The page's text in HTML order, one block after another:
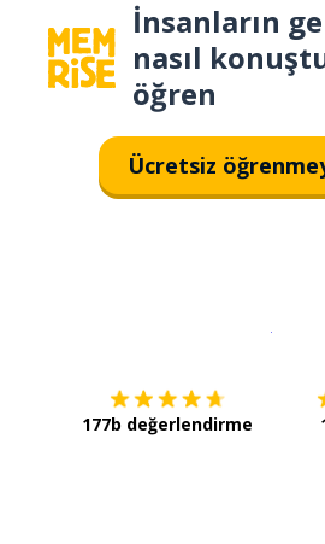
İnsanların
nasıl
öğren
Ücretsiz
177b değerlendirme